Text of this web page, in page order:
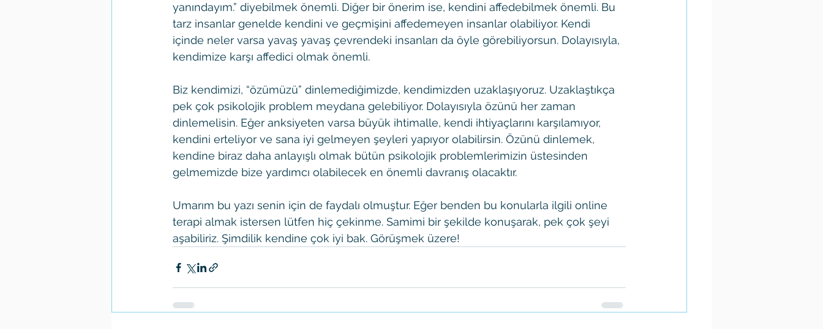
yanındayım.” diyebilmek önemli. Diğer bir önerim ise, kendini affedebilmek önemli. Bu
tarz insanlar genelde kendini ve geçmişini affedemeyen insanlar olabiliyor. Kendi
içinde neler varsa yavaş yavaş çevrendeki insanları da öyle görebiliyorsun. Dolayısıyla,
kendimize karşı affedici olmak önemli.
Biz kendimizi, “özümüzü” dinlemediğimizde, kendimizden uzaklaşıyoruz. Uzaklaştıkça
pek çok psikolojik problem meydana gelebiliyor. Dolayısıyla özünü her zaman
dinlemelisin. Eğer anksiyeten varsa büyük ihtimalle, kendi ihtiyaçlarını karşılamıyor,
kendini erteliyor ve sana iyi gelmeyen şeyleri yapıyor olabilirsin. Özünü dinlemek,
kendine biraz daha anlayışlı olmak bütün psikolojik problemlerimizin üstesinden
gelmemizde bize yardımcı olabilecek en önemli davranış olacaktır.
Umarım bu yazı senin için de faydalı olmuştur. Eğer benden bu konularla ilgili online
terapi almak istersen lütfen hiç çekinme. Samimi bir şekilde konuşarak, pek çok şeyi
aşabiliriz. Şimdilik kendine çok iyi bak. Görüşmek üzere!